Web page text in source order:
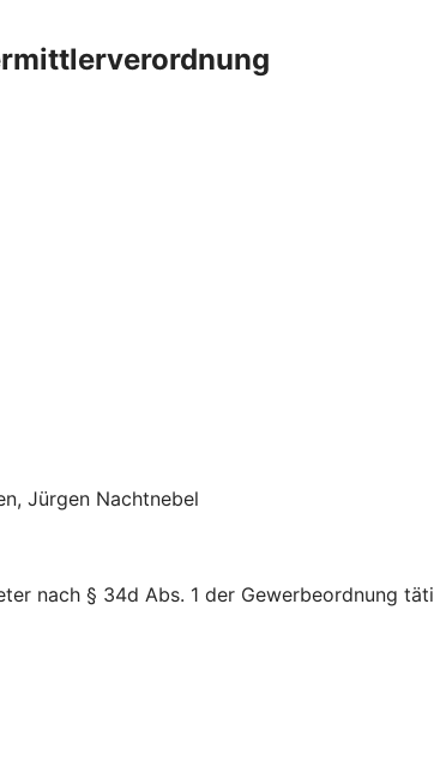
Jürgen Nachtnebel
nach § 34d Abs. 1 der Gewerbeordnung